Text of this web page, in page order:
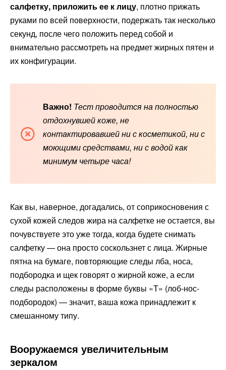
салфетку, приложить ее к лицу, плотно прижать
руками по всей поверхности, подержать так несколько
секунд, после чего положить перед собой и
внимательно рассмотреть на предмет жирных пятен и
их конфигурации.
Важно! Тест проводится на полностью
отдохнувшей коже, не
контактировавшей ни с косметикой, ни с
моющими средствами, ни с водой как
минимум четыре часа!
Как вы, наверное, догадались, от соприкосновения с
сухой кожей следов жира на салфетке не остается, вы
почувствуете это уже тогда, когда будете снимать
салфетку — она просто соскользнет с лица. Жирные
пятна на бумаге, повторяющие следы лба, носа,
подбородка и щек говорят о жирной коже, а если
следы расположены в форме буквы «Т» (лоб-нос-
подбородок) — значит, ваша кожа принадлежит к
смешанному типу.
Вооружаемся увеличительным
зеркалом